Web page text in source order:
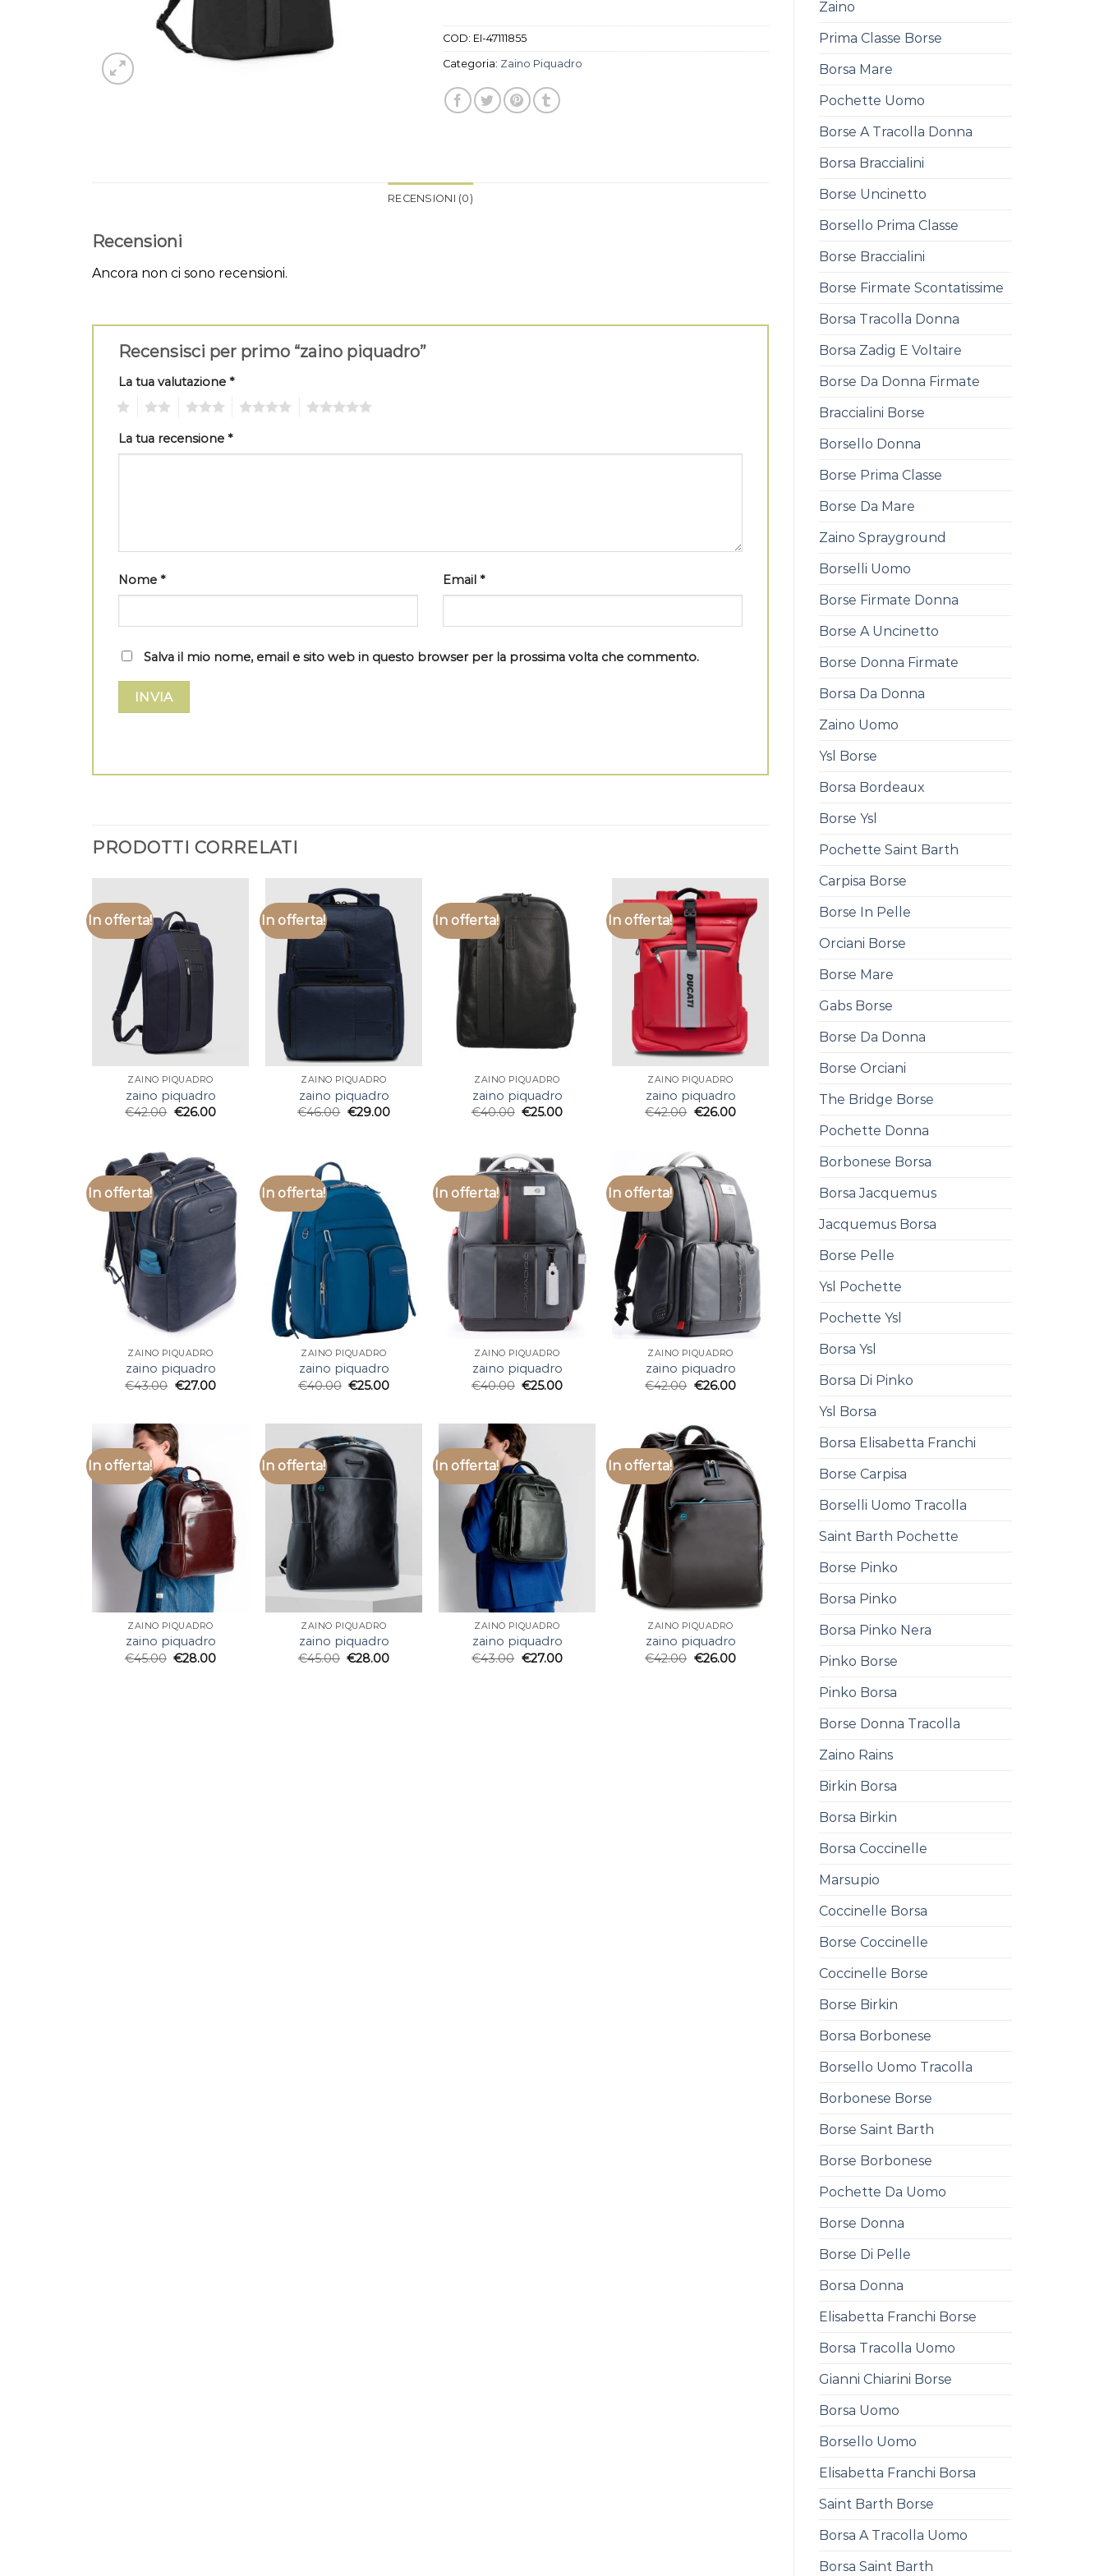
Zaino
Prima Classe Borse
Borsa Mare
Pochette Uomo
Borse A Tracolla Donna
Borsa Braccialini
Borse Uncinetto
Borsello Prima Classe
Borse Braccialini
Borse Firmate Scontatissime
Borsa Tracolla Donna
Borsa Zadig E Voltaire
Borse Da Donna Firmate
Braccialini Borse
Borsello Donna
Borse Prima Classe
Borse Da Mare
Zaino Sprayground
Borselli Uomo
Borse Firmate Donna
Borse A Uncinetto
Borse Donna Firmate
Borsa Da Donna
Zaino Uomo
Ysl Borse
Borsa Bordeaux
Borse Ysl
Pochette Saint Barth
Carpisa Borse
Borse In Pelle
Orciani Borse
Borse Mare
Gabs Borse
Borse Da Donna
Borse Orciani
The Bridge Borse
Pochette Donna
Borbonese Borsa
Borsa Jacquemus
Jacquemus Borsa
Borse Pelle
Ysl Pochette
Pochette Ysl
Borsa Ysl
Borsa Di Pinko
Ysl Borsa
Borsa Elisabetta Franchi
Borse Carpisa
Borselli Uomo Tracolla
Saint Barth Pochette
Borse Pinko
Borsa Pinko
Borsa Pinko Nera
Pinko Borse
Pinko Borsa
Borse Donna Tracolla
Zaino Rains
Birkin Borsa
Borsa Birkin
Borsa Coccinelle
Marsupio
Coccinelle Borsa
Borse Coccinelle
Coccinelle Borse
Borse Birkin
Borsa Borbonese
Borsello Uomo Tracolla
Borbonese Borse
Borse Saint Barth
Borse Borbonese
Pochette Da Uomo
Borse Donna
Borse Di Pelle
Borsa Donna
Elisabetta Franchi Borse
Borsa Tracolla Uomo
Gianni Chiarini Borse
Borsa Uomo
Borsello Uomo
Elisabetta Franchi Borsa
Saint Barth Borse
Borsa A Tracolla Uomo
Borsa Saint Barth
COD: EI-47111855
Categoria: Zaino Piquadro
RECENSIONI (0)
Recensioni
Ancora non ci sono recensioni.
Recensisci per primo “zaino piquadro”
La tua valutazione *
La tua recensione *
Nome * Email *
Salva il mio nome, email e sito web in questo browser per la prossima volta che commento.
PRODOTTI CORRELATI
In offerta!
ZAINO PIQUADRO
zaino piquadro
€42.00 €26.00
In offerta!
ZAINO PIQUADRO
zaino piquadro
€46.00 €29.00
In offerta!
ZAINO PIQUADRO
zaino piquadro
€40.00 €25.00
In offerta!
ZAINO PIQUADRO
zaino piquadro
€42.00 €26.00
In offerta!
ZAINO PIQUADRO
zaino piquadro
€43.00 €27.00
In offerta!
ZAINO PIQUADRO
zaino piquadro
€40.00 €25.00
In offerta!
ZAINO PIQUADRO
zaino piquadro
€40.00 €25.00
In offerta!
ZAINO PIQUADRO
zaino piquadro
€42.00 €26.00
In offerta!
ZAINO PIQUADRO
zaino piquadro
€45.00 €28.00
In offerta!
ZAINO PIQUADRO
zaino piquadro
€45.00 €28.00
In offerta!
ZAINO PIQUADRO
zaino piquadro
€43.00 €27.00
In offerta!
ZAINO PIQUADRO
zaino piquadro
€42.00 €26.00